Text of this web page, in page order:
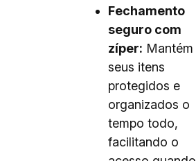
Fechamento
seguro com
zíper: Mantém
seus itens
protegidos e
organizados o
tempo todo,
facilitando o